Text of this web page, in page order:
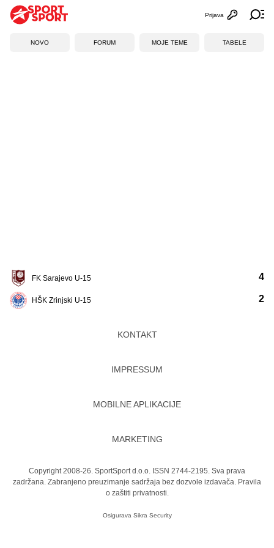
Otvori
Prijava
NOVO FORUM MOJE TEME TABELE
FK Sarajevo U-15
HŠK Zrinjski U-15
4
2
KONTAKT
IMPRESSUM
MOBILNE APLIKACIJE
MARKETING
Copyright 2008-26. SportSport d.o.o. ISSN 2744-2195. Sva prava
zadržana. Zabranjeno preuzimanje sadržaja bez dozvole izdavača. Pravila
o zaštiti privatnosti.
Osigurava Sikra Security